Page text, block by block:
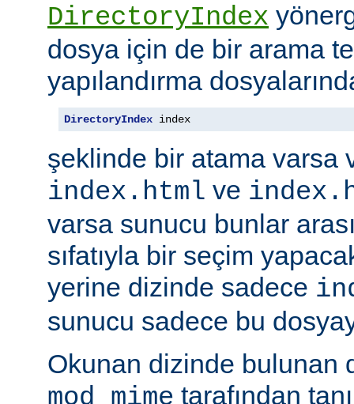
DirectoryIndex
dosya için de bir arama
yapılandırma
DirectoryIndex index
şeklinde bir atama varsa
index.html ve
varsa sunucu bunlar
sıfatıyla bir seçim
yerine dizinde sadece
sunucu sadece bu
Okunan dizinde bulunan
tarafından